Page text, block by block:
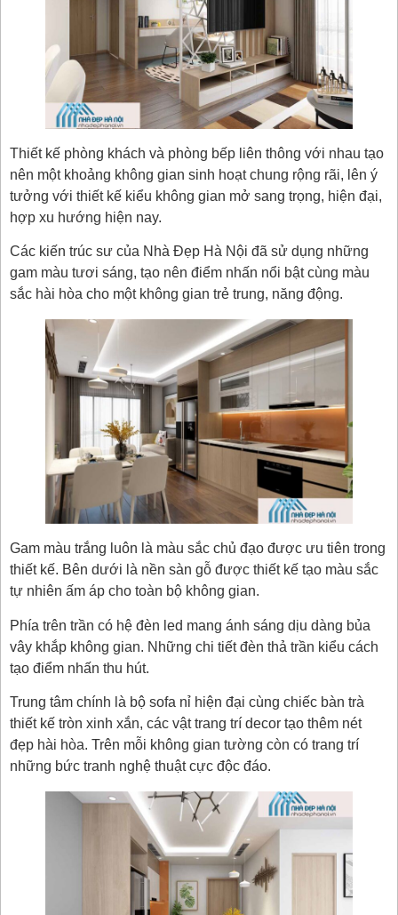
Thiết kế phòng khách và phòng bếp liên thông với nhau tạo
nên một khoảng không gian sinh hoạt chung rộng rãi, lên ý
tưởng với thiết kế kiểu không gian mở sang trọng, hiện đại,
hợp xu hướng hiện nay.
Các kiến trúc sư của Nhà Đẹp Hà Nội đã sử dụng những
gam màu tươi sáng, tạo nên điểm nhấn nổi bật cùng màu
sắc hài hòa cho một không gian trẻ trung, năng động.
Gam màu trắng luôn là màu sắc chủ đạo được ưu tiên trong
thiết kế. Bên dưới là nền sàn gỗ được thiết kế tạo màu sắc
tự nhiên ấm áp cho toàn bộ không gian.
Phía trên trần có hệ đèn led mang ánh sáng dịu dàng bủa
vây khắp không gian. Những chi tiết đèn thả trần kiểu cách
tạo điểm nhấn thu hút.
Trung tâm chính là bộ sofa nỉ hiện đại cùng chiếc bàn trà
thiết kế tròn xinh xắn, các vật trang trí decor tạo thêm nét
đẹp hài hòa. Trên mỗi không gian tường còn có trang trí
những bức tranh nghệ thuật cực độc đáo.